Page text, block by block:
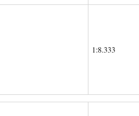
1:8.333